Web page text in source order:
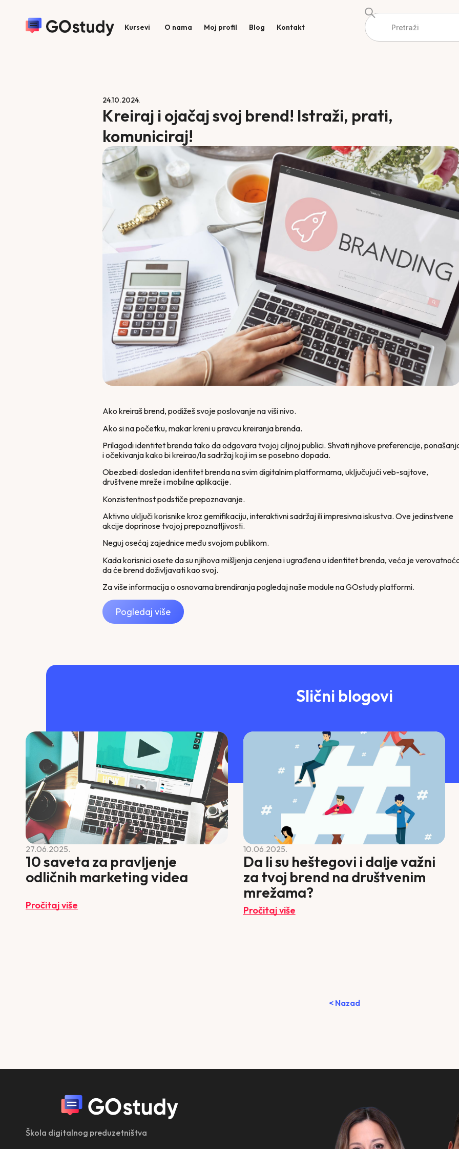
Kursevi O nama Moj profil Blog Kontakt
24.10.2024.
Kreiraj i ojačaj svoj brend! Istraži, prati,
komuniciraj!
Ako kreiraš brend, podižeš svoje poslovanje na viši nivo.
Ako si na početku, makar kreni u pravcu kreiranja brenda.
Prilagodi identitet brenda tako da odgovara tvojoj ciljnoj publici. Shvati njihove preferencije,
i očekivanja kako bi kreirao/la sadržaj koji im se posebno dopada.
Obezbedi dosledan identitet brenda na svim digitalnim platformama, uključujući veb-sajtove,
društvene mreže i mobilne aplikacije.
Konzistentnost podstiče prepoznavanje.
Aktivno uključi korisnike kroz gemifikaciju, interaktivni sadržaj ili impresivna iskustva. Ove jedinstvene
akcije doprinose tvojoj prepoznatljivosti.
Neguj osećaj zajednice među svojom publikom.
Kada korisnici osete da su njihova mišljenja cenjena i ugrađena u identitet brenda, veća je
da će brend doživljavati kao svoj.
Za više informacija o osnovama brendiranja pogledaj naše module na GOstudy platformi.
Pogledaj više
Slični blogovi
27.06.2025.
10 saveta za pravljenje
odličnih marketing videa
Pročitaj više
10.06.2025.
Da li su heštegovi i dalje važni
za tvoj brend na društvenim
mrežama?
Pročitaj više
< Nazad
Škola digitalnog preduzetništva